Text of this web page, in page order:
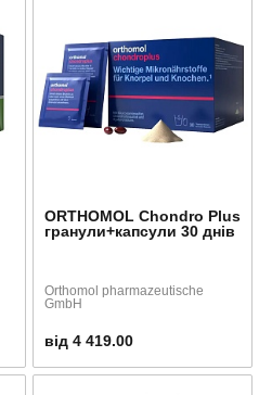
ORTHOMOL Chondro Plus
гранули+капсули 30 днів
Orthomol pharmazeutische
GmbH
від 4 419.00